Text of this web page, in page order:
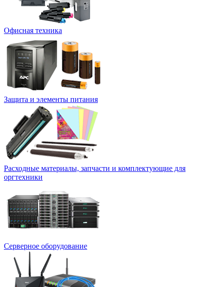
Офисная техника
Защита и элементы питания
Расходные материалы, запчасти и комплектующие для
оргтехники
Серверное оборудование